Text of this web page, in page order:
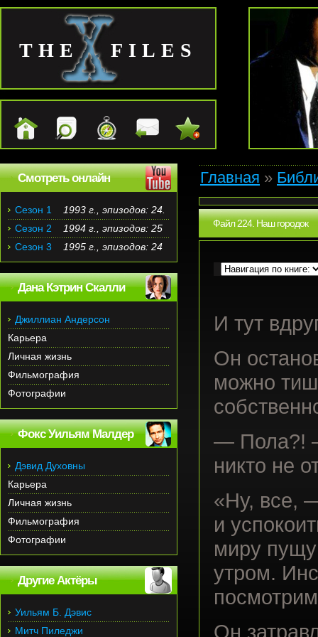
THE FILES
Главная »
Файл 224. Наш городок
И тут
Он
можно
— Пола?!
никто не
«Ну, все,
и
миру
утром.
Он
Смотреть онлайн
Сезон 1
1993 г., эпизодов: 24.
Сезон 2
1994 г., эпизодов: 25
Сезон 3
1995 г., эпизодов: 24
Дана Кэтрин Скалли
Джиллиан Андерсон
Карьера
Личная жизнь
Фильмография
Фотографии
Фокс Уильям Малдер
Дэвид Духовны
Карьера
Личная жизнь
Фильмография
Фотографии
Другие Актёры
Уильям Б. Дэвис
Митч Пиледжи